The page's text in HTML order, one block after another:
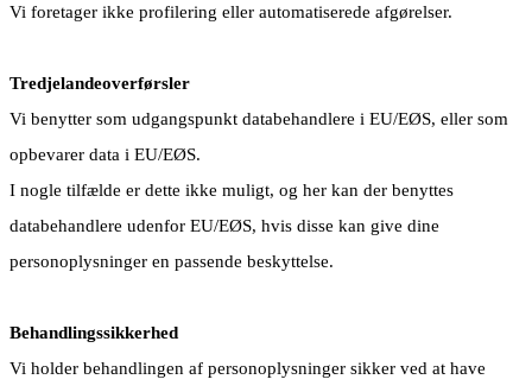
Vi foretager ikke profilering eller automatiserede afgørelser.
Tredjelandeoverførsler
Vi benytter som udgangspunkt databehandlere i EU/EØS, eller som
opbevarer data i EU/EØS.
I nogle tilfælde er dette ikke muligt, og her kan der benyttes
databehandlere udenfor EU/EØS, hvis disse kan give dine
personoplysninger en passende beskyttelse.
Behandlingssikkerhed
Vi holder behandlingen af personoplysninger sikker ved at have